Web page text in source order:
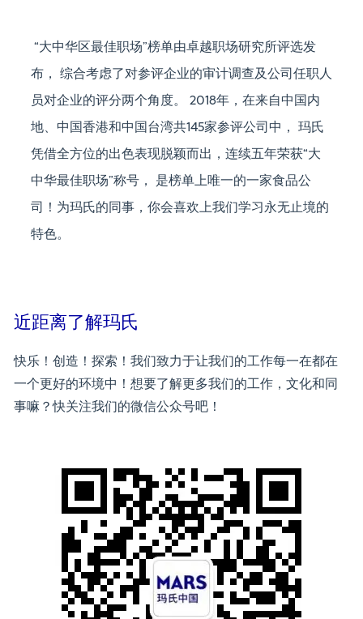
“大中华区最佳职场”榜单由卓越职场研究所评选发
布， 综合考虑了对参评企业的审计调查及公司任职人
员对企业的评分两个角度。 2018年，在来自中国内
地、中国香港和中国台湾共145家参评公司中， 玛氏
凭借全方位的出色表现脱颖而出，连续五年荣获“大
中华最佳职场”称号， 是榜单上唯一的一家食品公
司！为玛氏的同事，你会喜欢上我们学习永无止境的
特色。
近距离了解玛氏
快乐！创造！探索！我们致力于让我们的工作每一在都在
一个更好的环境中！想要了解更多我们的工作，文化和同
事嘛？快关注我们的微信公众号吧！